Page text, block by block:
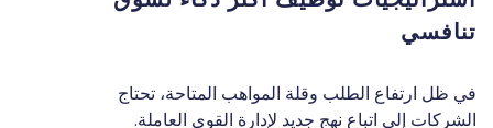
تنافسي
في ظل ارتفاع الطلب وقلة المواهب المتاحة، تحتاج
الشركات إلى اتباع نهج جديد لإدارة القوى العاملة.